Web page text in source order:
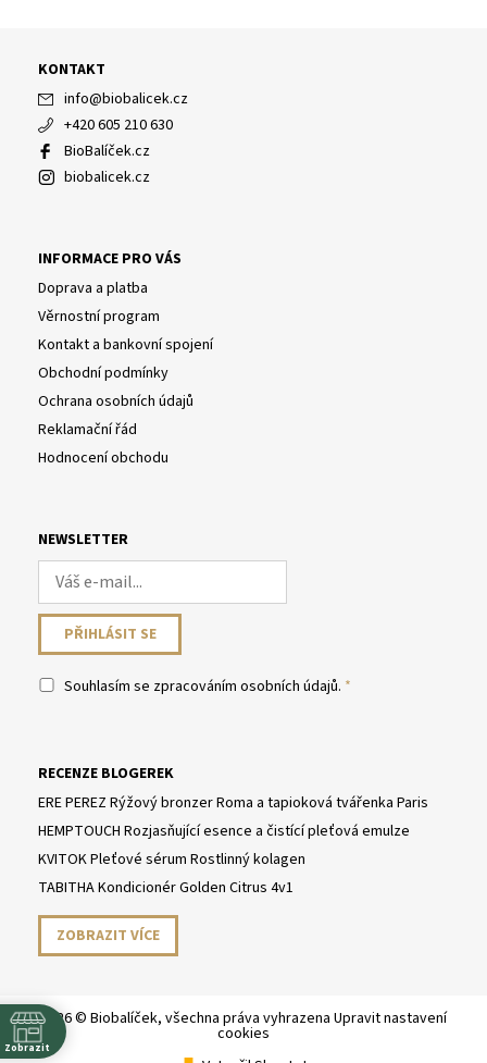
KONTAKT
info@biobalicek.cz
+420 605 210 630
BioBalíček.cz
biobalicek.cz
INFORMACE PRO VÁS
Doprava a platba
Věrnostní program
Kontakt a bankovní spojení
Obchodní podmínky
Ochrana osobních údajů
Reklamační řád
Hodnocení obchodu
NEWSLETTER
Souhlasím se zpracováním osobních údajů.
RECENZE BLOGEREK
ERE PEREZ Rýžový bronzer Roma a tapioková tvářenka Paris
HEMPTOUCH Rozjasňující esence a čistící pleťová emulze
KVITOK Pleťové sérum Rostlinný kolagen
TABITHA Kondicionér Golden Citrus 4v1
ZOBRAZIT VÍCE
2026 © Biobalíček, všechna práva vyhrazena Upravit nastavení
cookies
Zobrazit